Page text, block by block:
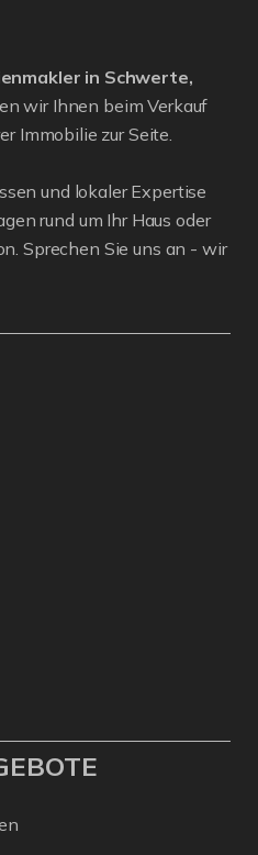
in Schwerte,
wir Ihnen beim Verkauf
Immobilie zur Seite.
und lokaler Expertise
rund um Ihr Haus oder
Sprechen Sie uns an - wir